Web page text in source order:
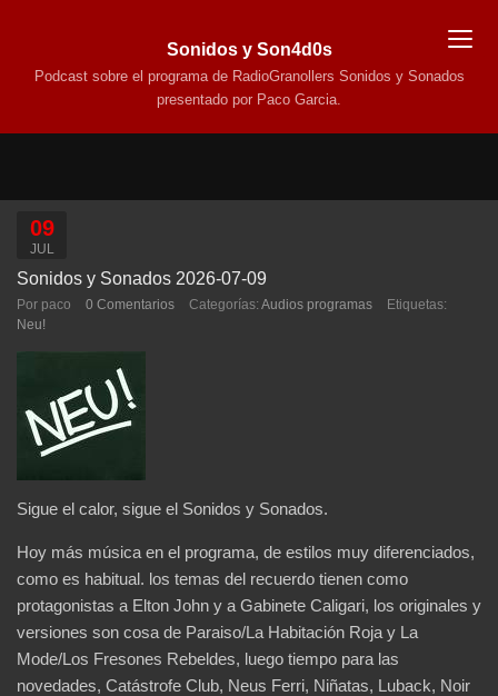
Sonidos y Son4d0s
Podcast sobre el programa de RadioGranollers Sonidos y Sonados
presentado por Paco Garcia.
09
JUL
Sonidos y Sonados 2026-07-09
Por paco 0 Comentarios Categorías: Audios programas
Etiquetas:
Neu!
Sigue el calor, sigue el Sonidos y Sonados.
Hoy más música en el programa, de estilos muy diferenciados,
como es habitual. los temas del recuerdo tienen como
protagonistas a Elton John y a Gabinete Caligari, los originales y
versiones son cosa de Paraiso/La Habitación Roja y La
Mode/Los Fresones Rebeldes, luego tiempo para las
novedades, Catástrofe Club, Neus Ferri, Niñatas, Luback, Noir